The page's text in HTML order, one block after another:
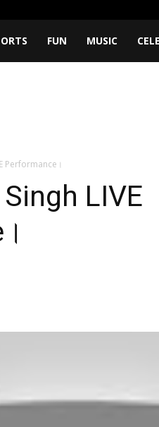
FUN MUSIC
Performance।
LIVE